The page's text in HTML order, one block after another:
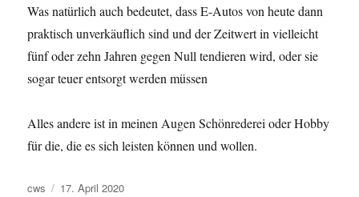
Was natürlich auch bedeutet, dass E-Autos von heute dann
praktisch unverkäuflich sind und der Zeitwert in vielleicht
fünf oder zehn Jahren gegen Null tendieren wird, oder sie
sogar teuer entsorgt werden müssen
Alles andere ist in meinen Augen Schönrederei oder Hobby
für die, die es sich leisten können und wollen.
Autor
cws
Veröffentlicht
17. April 2020